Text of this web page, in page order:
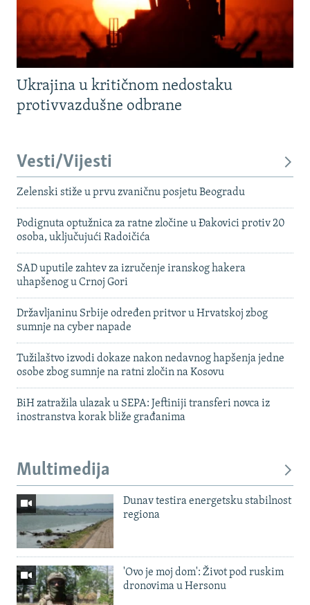
Ukrajina u kritičnom nedostaku
protivvazdušne odbrane
Vesti/Vijesti
Zelenski stiže u prvu zvaničnu posjetu Beogradu
Podignuta optužnica za ratne zločine u Đakovici protiv 20
osoba, uključujući Radoičića
SAD uputile zahtev za izručenje iranskog hakera
uhapšenog u Crnoj Gori
Državljaninu Srbije određen pritvor u Hrvatskoj zbog
sumnje na cyber napade
Tužilaštvo izvodi dokaze nakon nedavnog hapšenja jedne
osobe zbog sumnje na ratni zločin na Kosovu
BiH zatražila ulazak u SEPA: Jeftiniji transferi novca iz
inostranstva korak bliže građanima
Multimedija
Dunav testira energetsku stabilnost
regiona
'Ovo je moj dom': Život pod ruskim
dronovima u Hersonu